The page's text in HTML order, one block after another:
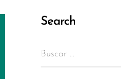
Search